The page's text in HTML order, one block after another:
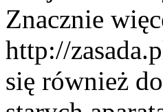
Znacznie
http://
się również